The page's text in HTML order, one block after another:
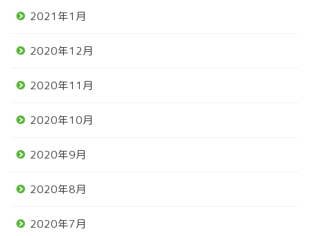
2021年1月
2020年12月
2020年11月
2020年10月
2020年9月
2020年8月
2020年7月